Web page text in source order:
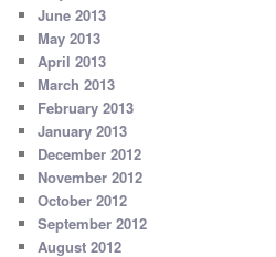
June 2013
May 2013
April 2013
March 2013
February 2013
January 2013
December 2012
November 2012
October 2012
September 2012
August 2012